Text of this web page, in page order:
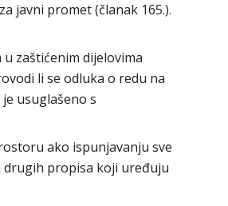
javni promet (članak 165.).
zaštićenim dijelovima
li se odluka o redu na
usuglašeno s
ako ispunjavanju sve
drugih propisa koji uređuju